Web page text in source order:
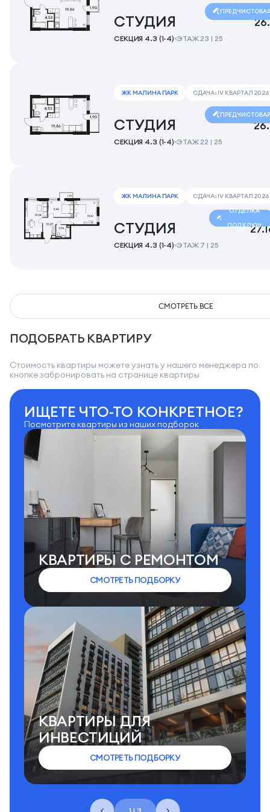
СМОТРЕТЬ ВСЕ
СТУДИЯ
СЕКЦИЯ 4.3 (1-4) ЭТАЖ 23 | 25
ЖК МАЛИНА ПАРК СДАЧА: IV КВАРТАЛ 2026
СТУДИЯ
СЕКЦИЯ 4.3 (1-4) ЭТАЖ 22 | 25
ЖК МАЛИНА ПАРК СДАЧА: IV КВАРТАЛ 2026
СТУДИЯ
СЕКЦИЯ 4.3 (1-4) ЭТАЖ 7 | 25
ОТДЕЛКА
ПОД КЛЮЧ
ПОДОБРАТЬ КВАРТИРУ
Стоимость квартиры можете узнать у нашего менеджера по
кнопке забронировать на странице квартиры
ИЩЕТЕ ЧТО-ТО КОНКРЕТНОЕ?
Посмотрите квартиры из наших подборок
КВАРТИРЫ C РЕМОНТОМ
СМОТРЕТЬ ПОДБОРКУ
КВАРТИРЫ ДЛЯ
ИНВЕСТИЦИЙ
СМОТРЕТЬ ПОДБОРКУ